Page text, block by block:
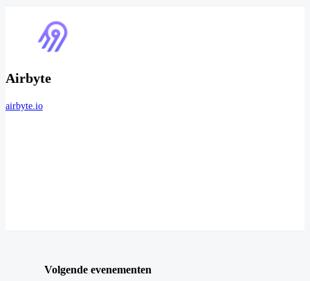
Airbyte
airbyte.io
Volgende evenementen